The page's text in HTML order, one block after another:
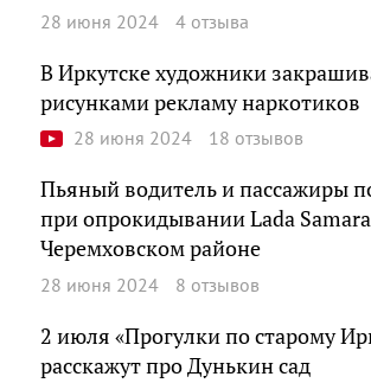
28 июня 2024 4 отзыва
В Иркутске художники
рисунками рекламу наркотиков
28 июня 2024 18 отзывов
Пьяный водитель и пассажиры
при опрокидывании Lada
Черемховском районе
28 июня 2024 8 отзывов
2 июля «Прогулки по старому
расскажут про Дунькин сад